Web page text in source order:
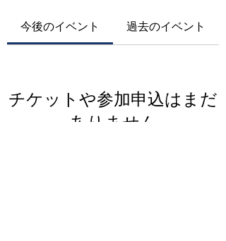
今後のイベント 過去のイベント
チケットや参加申込はまだ
ありません